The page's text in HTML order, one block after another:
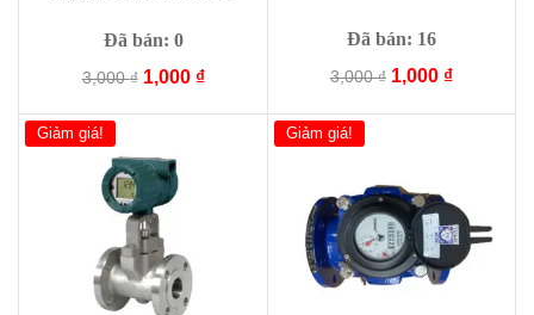
Đã bán: 0
3,000₫ Giá
1,000 ₫Giá
Đã bán: 16
3,000₫ Giá
1,000 ₫Giá
Giảm giá! Giảm giá!